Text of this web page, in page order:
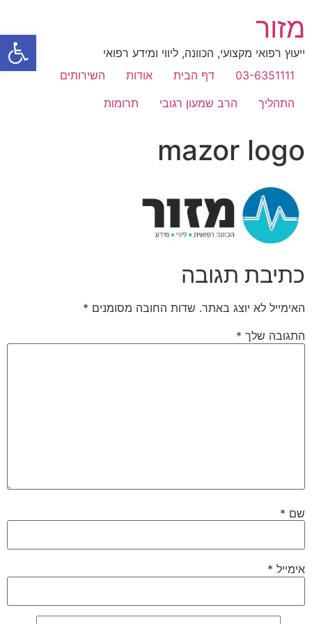
מזור
ייעוץ רפואי מקצועי, הכוונה, ליווי ומידע רפואי
03-6351111
דף הבית אודות
השירותים
התהליך
הרב שמעון רגובי תרומות
mazor logo
כתיבת תגובה
האימייל לא יוצג באתר. שדות החובה מסומנים *
התגובה שלך *
שם *
אימייל *